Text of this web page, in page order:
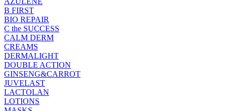
B FIRST
BIO REPAIR
C the SUCCESS
CALM DERM
CREAMS
DERMALIGHT
DOUBLE ACTION
GINSENG&CARROT
JUVELAST
LACTOLAN
LOTIONS